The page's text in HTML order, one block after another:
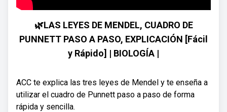
🌿LAS LEYES DE MENDEL, CUADRO DE
PUNNETT PASO A PASO, EXPLICACIÓN [Fácil
y Rápido] | BIOLOGÍA |
ACC te explica las tres leyes de Mendel y te enseña a
utilizar el cuadro de Punnett paso a paso de forma
rápida y sencilla.